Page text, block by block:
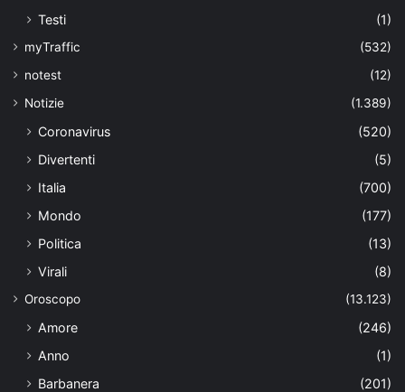
Testi
(1)
myTraffic
(532)
notest
(12)
Notizie
(1.389)
Coronavirus
(520)
Divertenti
(5)
Italia
(700)
Mondo
(177)
Politica
(13)
Virali
(8)
Oroscopo (13.123)
Amore
(246)
Anno
(1)
Barbanera
(201)